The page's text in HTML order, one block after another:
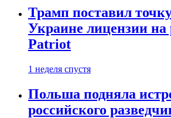
Трамп поставил
Украине лицензии на
Patriot
1 неделя спустя
Польша подняла
российского